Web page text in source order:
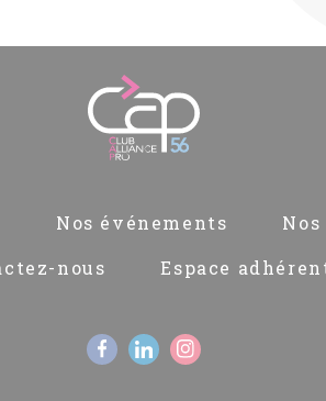
Nos événements
nous
Espace